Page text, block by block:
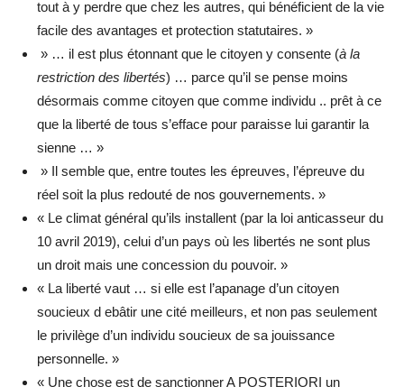
tout à y perdre que chez les autres, qui bénéficient de la vie
facile des avantages et protection statutaires. »
» … il est plus étonnant que le citoyen y consente (à la
restriction des libertés) … parce qu’il se pense moins
désormais comme citoyen que comme individu .. prêt à ce
que la liberté de tous s’efface pour paraisse lui garantir la
sienne … »
» Il semble que, entre toutes les épreuves, l’épreuve du
réel soit la plus redouté de nos gouvernements. »
« Le climat général qu’ils installent (par la loi anticasseur du
10 avril 2019), celui d’un pays où les libertés ne sont plus
un droit mais une concession du pouvoir. »
« La liberté vaut … si elle est l’apanage d’un citoyen
soucieux d ebâtir une cité meilleurs, et non pas seulement
le privilège d’un individu soucieux de sa jouissance
personnelle. »
« Une chose est de sanctionner A POSTERIORI un